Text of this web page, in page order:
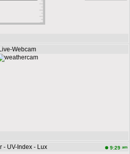
Live-Webcam
- UV-Index - Lux 9:29 am